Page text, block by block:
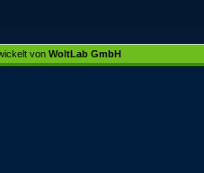
von WoltLab GmbH